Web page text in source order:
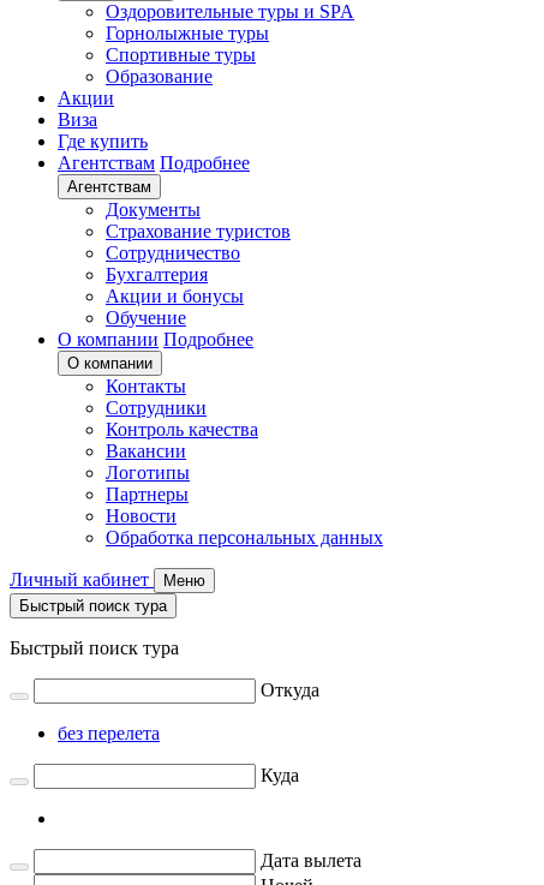
Оздоровительные туры и SPA
Горнолыжные туры
Спортивные туры
Образование
Акции
Виза
Где купить
Агентствам Подробнее
Агентствам
Документы
Страхование туристов
Сотрудничество
Бухгалтерия
Акции и бонусы
Обучение
О компании Подробнее
О компании
Контакты
Сотрудники
Контроль качества
Вакансии
Логотипы
Партнеры
Новости
Обработка персональных данных
Личный кабинет
Меню
Быстрый поиск тура
Быстрый поиск тура
Откуда
без перелета
Куда
Дата вылета